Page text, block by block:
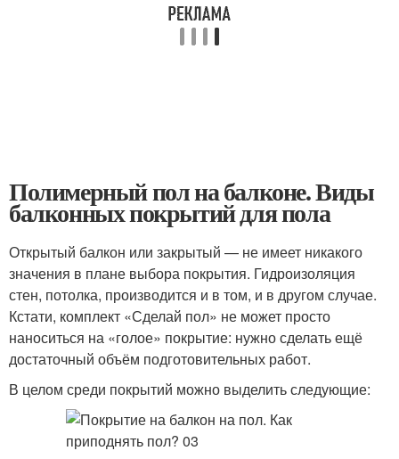
Полимерный пол на балконе. Виды
балконных покрытий для пола
Открытый балкон или закрытый — не имеет никакого
значения в плане выбора покрытия. Гидроизоляция
стен, потолка, производится и в том, и в другом случае.
Кстати, комплект «Сделай пол» не может просто
наноситься на «голое» покрытие: нужно сделать ещё
достаточный объём подготовительных работ.
В целом среди покрытий можно выделить следующие: